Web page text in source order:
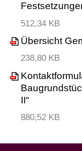
512,34 KB
Übersicht
238,80 KB
II“
880,52 KB